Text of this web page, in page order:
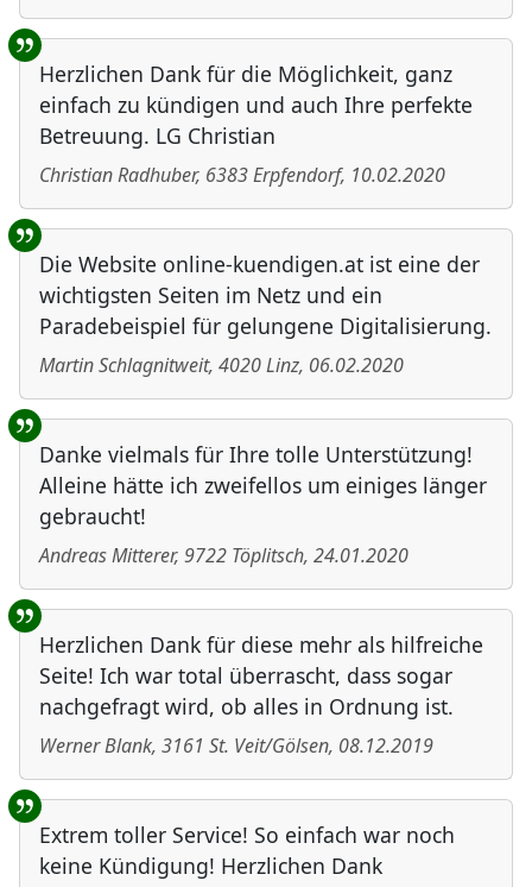
Herzlichen Dank für die Möglichkeit, ganz
einfach zu kündigen und auch Ihre perfekte
Betreuung. LG Christian
Christian Radhuber, 6383Erpfendorf, 10.02.2020
Die Website online-kuendigen.at ist eine der
wichtigsten Seiten im Netz und ein
Paradebeispiel für gelungene Digitalisierung.
Martin Schlagnitweit, 4020Linz, 06.02.2020
Danke vielmals für Ihre tolle Unterstützung!
Alleine hätte ich zweifellos um einiges länger
gebraucht!
Andreas Mitterer, 9722 Töplitsch, 24.01.2020
Herzlichen Dank für diese mehr als hilfreiche
Seite! Ich war total überrascht, dass sogar
nachgefragt wird, ob alles in Ordnung ist.
Werner Blank, 3161 St. Veit/Gölsen, 08.12.2019
Extrem toller Service! So einfach war noch
keine Kündigung! Herzlichen Dank